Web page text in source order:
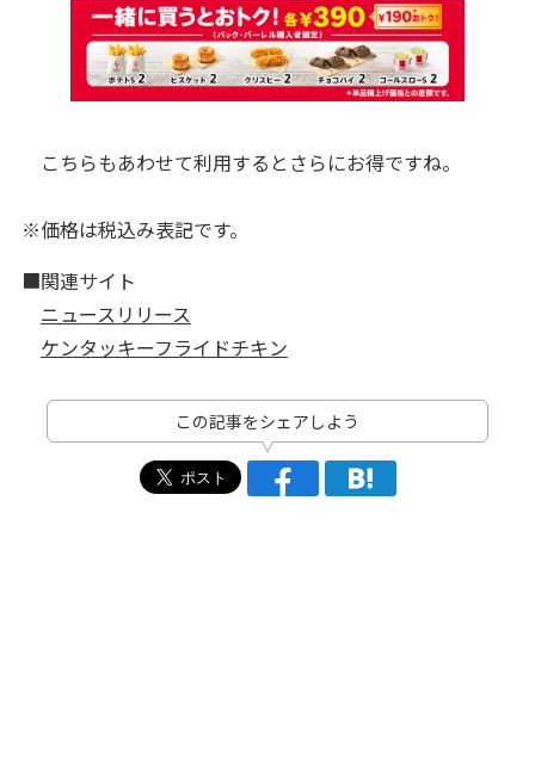
こちらもあわせて利用するとさらにお得ですね。
※価格は税込み表記です。
■関連サイト
ニュースリリース
ケンタッキーフライドチキン
この記事をシェアしよう